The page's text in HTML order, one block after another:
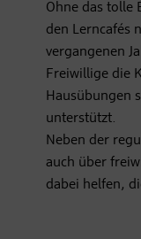
Ohne das tolle
den Lerncafés
vergangenen
Freiwillige die
Hausübungen
unterstützt.
Neben der
auch über
dabei helfen,